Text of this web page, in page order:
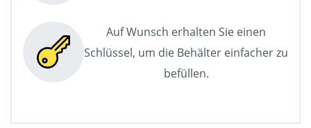
Auf Wunsch erhalten Sie einen
Schlüssel, um die Behälter einfacher zu
befüllen.